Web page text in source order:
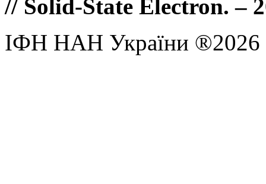
// Solid-State Electron.
ІФН НАН України ®2026